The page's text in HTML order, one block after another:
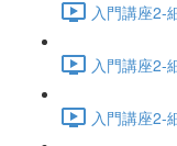
入門講座2-
入門講座2-
入門講座2-